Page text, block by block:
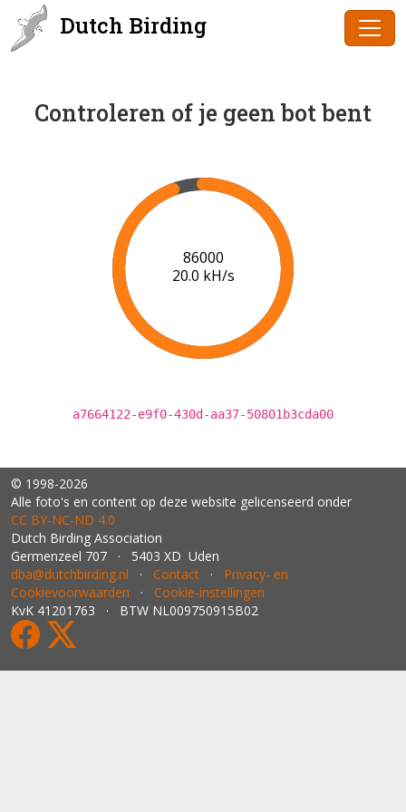
Dutch Birding
Controleren of je geen bot bent
88000
20.0 kH/s
a7664122-e9f0-430d-aa37-50801b3cda00
© 1998-2026
Alle foto's en content op deze website gelicenseerd onder
CC BY‑NC‑ND 4.0
Dutch Birding Association
Germenzeel 707 · 5403 XD Uden
dba@dutchbirding.nl · Contact · Privacy- en
Cookievoorwaarden · Cookie-instellingen
KvK 41201763 · BTW NL009750915B02